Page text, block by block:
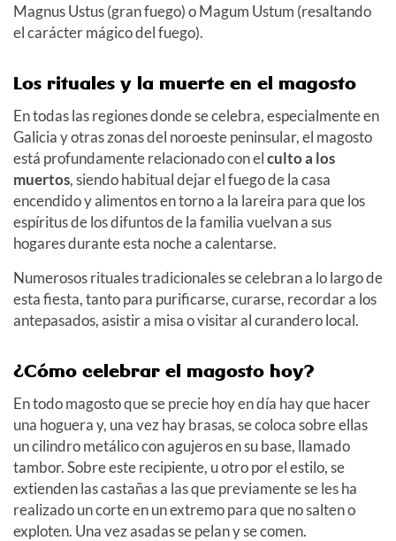
Magnus Ustus (gran fuego) o Magum Ustum (resaltando
el carácter mágico del fuego).
Los rituales y la muerte en el magosto
En todas las regiones donde se celebra, especialmente en
Galicia y otras zonas del noroeste peninsular, el magosto
está profundamente relacionado con elculto a los
muertos, siendo habitual dejar el fuego de la casa
encendido y alimentos en torno a la lareira para que los
espíritus de los difuntos de la familia vuelvan a sus
hogares durante esta noche a calentarse.
Numerosos rituales tradicionales se celebran a lo largo de
esta fiesta, tanto para purificarse, curarse, recordar a los
antepasados, asistir a misa o visitar al curandero local.
¿Cómo celebrar el magosto hoy?
En todo magosto que se precie hoy en día hay que hacer
una hoguera y, una vez hay brasas, se coloca sobre ellas
un cilindro metálico con agujeros en su base, llamado
tambor. Sobre este recipiente, u otro por el estilo, se
extienden las castañas a las que previamente se les ha
realizado un corte en un extremo para que no salten o
exploten. Una vez asadas se pelan y se comen.